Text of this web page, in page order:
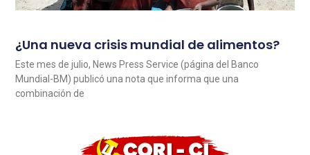
¿Una nueva crisis mundial de alimentos?
Este mes de julio, News Press Service (página del Banco
Mundial-BM) publicó una nota que informa que una
combinación de